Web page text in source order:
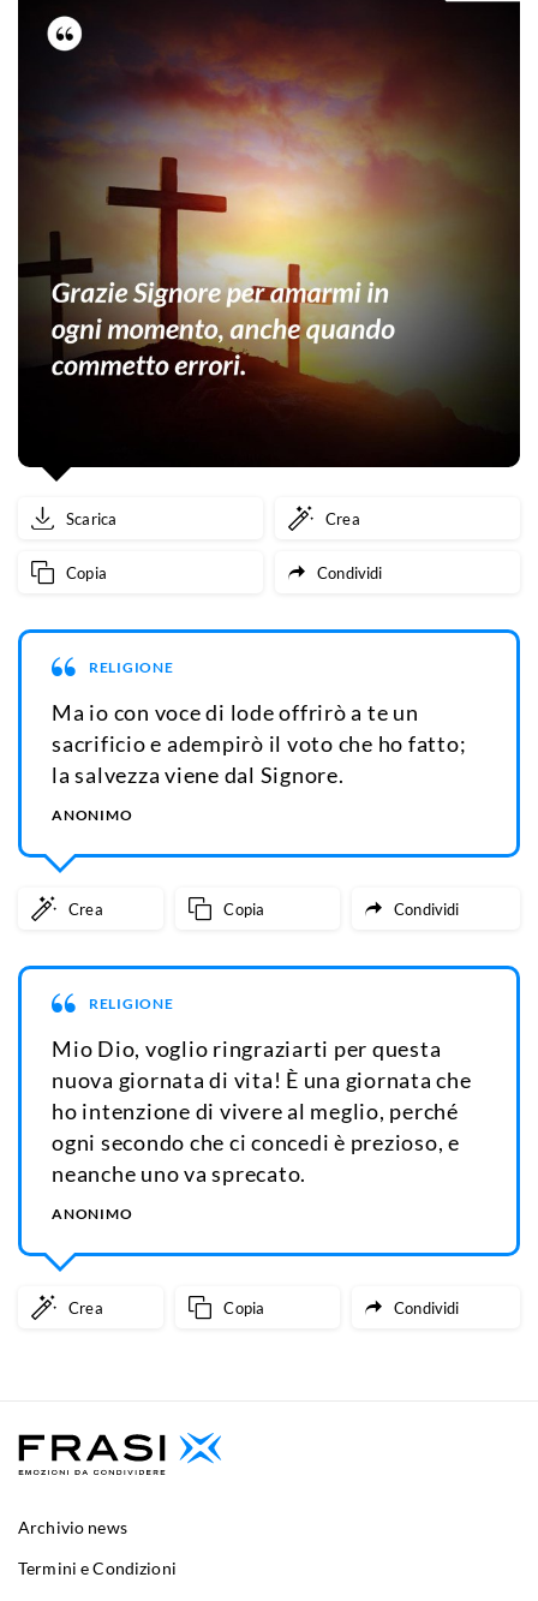
Scarica Crea
Copia Condividi
RELIGIONE
Ma io con voce di lode offrirò a te un
sacrificio e adempirò il voto che ho fatto;
la salvezza viene dal Signore.
ANONIMO
Crea Copia Condividi
RELIGIONE
Mio Dio, voglio ringraziarti per questa
nuova giornata di vita! È una giornata che
ho intenzione di vivere al meglio, perché
ogni secondo che ci concedi è prezioso, e
neanche uno va sprecato.
ANONIMO
Crea Copia Condividi
Archivio news
Termini e Condizioni